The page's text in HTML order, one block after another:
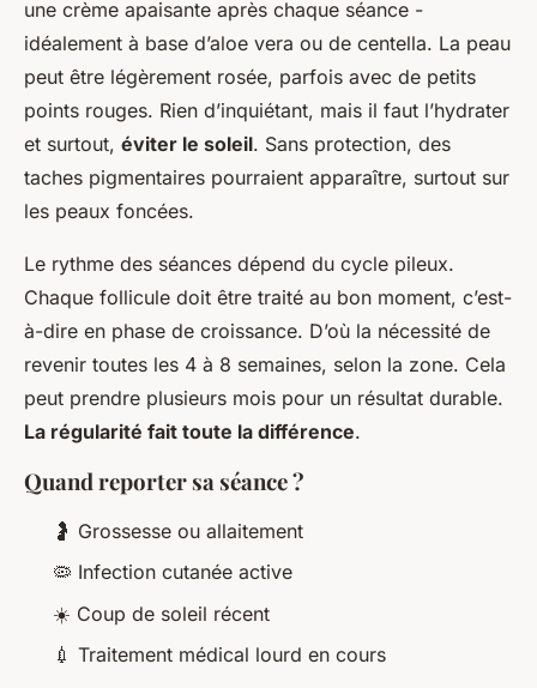
une crème apaisante après chaque séance -
idéalement à base d’aloe vera ou de centella. La peau
peut être légèrement rosée, parfois avec de petits
points rouges. Rien d’inquiétant, mais il faut l’hydrater
et surtout, éviter le soleil. Sans protection, des
taches pigmentaires pourraient apparaître, surtout sur
les peaux foncées.
Le rythme des séances dépend du cycle pileux.
Chaque follicule doit être traité au bon moment, c’est-
à-dire en phase de croissance. D’où la nécessité de
revenir toutes les 4 à 8 semaines, selon la zone. Cela
peut prendre plusieurs mois pour un résultat durable.
La régularité fait toute la différence.
Quand reporter sa séance ?
🤰 Grossesse ou allaitement
🦠 Infection cutanée active
☀️ Coup de soleil récent
💉 Traitement médical lourd en cours